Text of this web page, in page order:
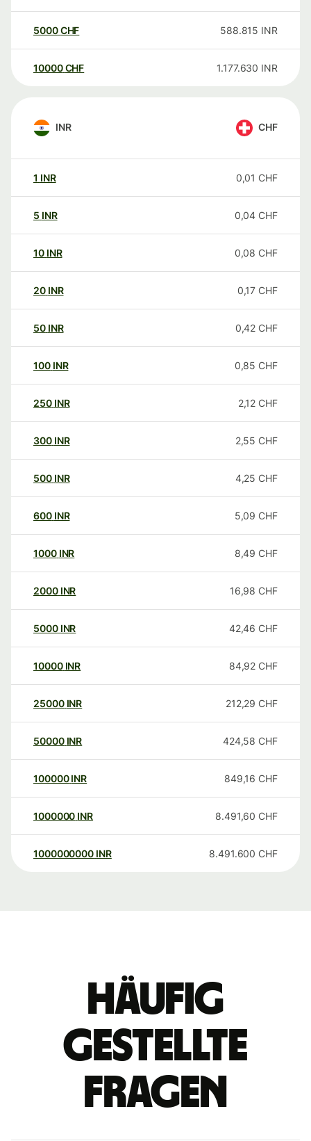
5000CHF 588.815 INR
10000 CHF 1.177.630 INR
INR CHF
1 INR 0,01 CHF
5 INR 0,04 CHF
10 INR 0,08 CHF
20 INR 0,17 CHF
50 INR 0,42 CHF
100 INR 0,85 CHF
250 INR 2,12 CHF
300 INR 2,55 CHF
500 INR 4,25 CHF
600 INR 5,09 CHF
1000 INR 8,49 CHF
2000 INR 16,98 CHF
5000 INR 42,46 CHF
10000 INR 84,92 CHF
25000 INR 212,29 CHF
50000 INR 424,58 CHF
100000 INR 849,16 CHF
1000000 INR 8.491,60 CHF
1000000000 INR 8.491.600 CHF
Häufig
gestellte
Fragen